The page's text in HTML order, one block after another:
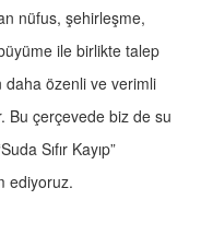
nüfus, şehirleşme,
ile birlikte talep
daha özenli ve verimli
Bu çerçevede biz de su
Sıfır Kayıp”
ediyoruz.